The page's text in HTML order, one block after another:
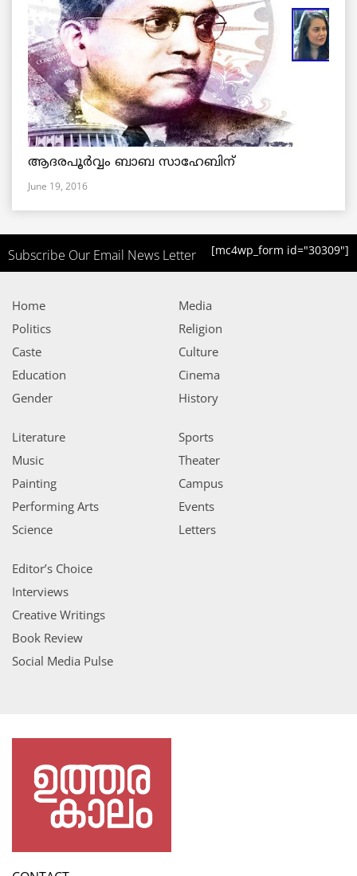
ആദരപൂര്‍വ്വം ബാബ സാഹേബിന്
June 19, 2016
Subscribe Our Email News Letter [mc4wp_form id="30309"]
Home
Politics
Caste
Education
Gender
Media
Religion
Culture
Cinema
History
Literature
Music
Painting
Performing Arts
Science
Sports
Theater
Campus
Events
Letters
Editor’s Choice
Interviews
Creative Writings
Book Review
Social Media Pulse